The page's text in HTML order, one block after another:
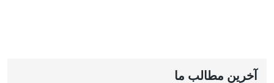
آخرین مطالب ما